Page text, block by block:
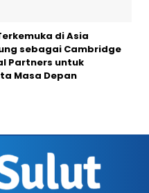
di Asia
sebagai Cambridge
Partners untuk
Masa Depan